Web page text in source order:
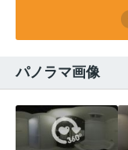
パノラマ画像